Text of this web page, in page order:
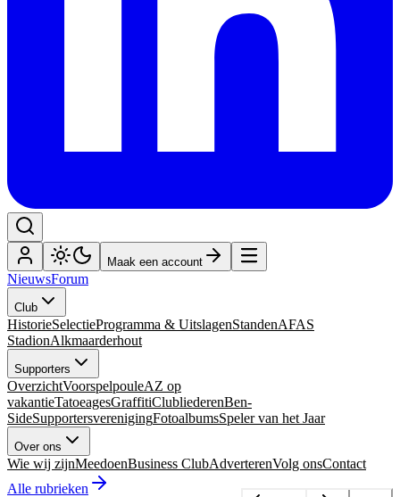
Maak een account
NieuwsForum
Club
HistorieSelectieProgramma & UitslagenStandenAFAS
StadionAlkmaarderhout
Supporters
OverzichtVoorspelpouleAZ op
vakantieTatoeagesGraffitiClubliederenBen-
SideSupportersverenigingFotoalbumsSpeler van het Jaar
Over ons
Wie wij zijnMeedoenBusiness ClubAdverterenVolg onsContact
Alle rubrieken